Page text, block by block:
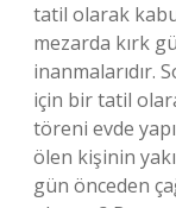
tatil olarak
mezarda kırk
inanmalarıdır.
için bir tatil
töreni evde
ölen kişinin
gün önceden